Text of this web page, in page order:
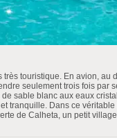
très touristique. En avion, au
seulement trois fois par
sable blanc aux eaux
tranquille. Dans ce
de Calheta, un petit